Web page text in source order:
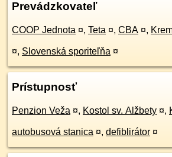
Prevádzkovateľ
COOP Jednota ¤, Teta ¤, CBA ¤,
¤, Slovenská sporiteľňa ¤
Prístupnosť
Penzion Veža ¤, Kostol sv. Alžbety ¤,
autobusová stanica ¤, defiblirátor ¤